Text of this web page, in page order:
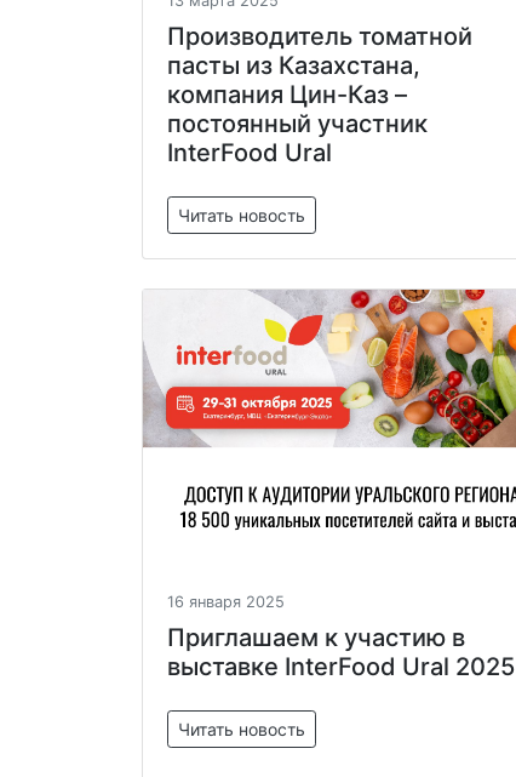
Производитель томатной
пасты из Казахстана,
компания Цин-Каз –
постоянный участник
InterFood Ural
Читать новость
16 января 2025
Приглашаем к участию в
выставке InterFood Ural 2025
Читать новость